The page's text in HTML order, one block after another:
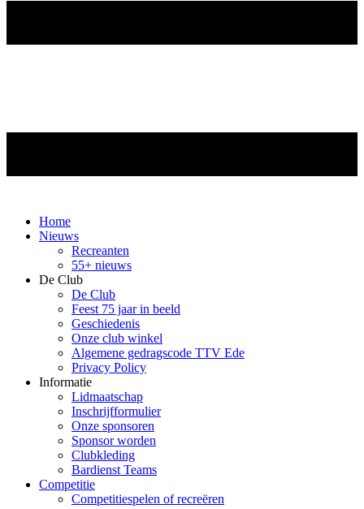
Home
Nieuws
Recreanten
55+ nieuws
De Club
De Club
Feest 75 jaar in beeld
Geschiedenis
Onze club winkel
Algemene gedragscode TTV Ede
Privacy Policy
Informatie
Lidmaatschap
Inschrijfformulier
Onze sponsoren
Sponsor worden
Clubkleding
Bardienst Teams
Competitie
Competitiespelen of recreëren